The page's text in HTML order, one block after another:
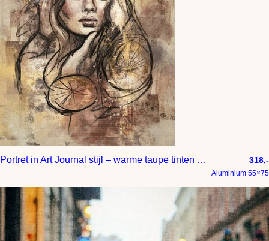
Portret in Art Journal stijl – warme taupe tinten met goud accenten 318,-
Aluminium 55×75